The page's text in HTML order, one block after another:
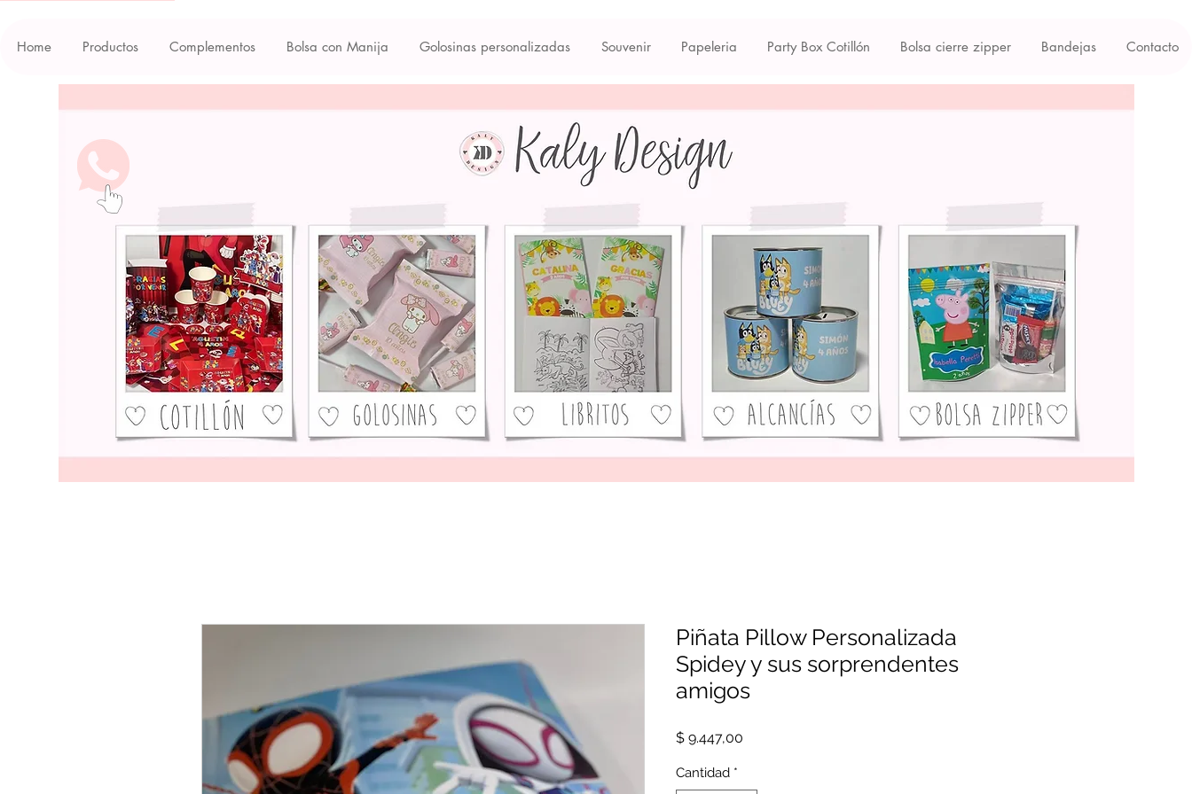
Home Productos Complementos Bolsa con Manija Golosinas personalizadas Souvenir Papeleria Party Box Cotillón Bolsa cierre zipper Bandejas Contacto
Piñata Pillow Personalizada
Spidey y sus sorprendentes
amigos
$ 9.447,00
Cantidad *